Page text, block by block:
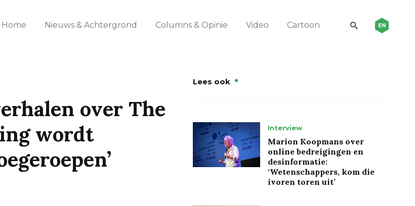
Home Nieuws & Achtergrond Columns & Opinie Video Cartoon EN
over The
wordt
Lees ook
Interview
Marion Koopmans over
online bedreigingen en
desinformatie:
‘Wetenschappers, kom die
ivoren toren uit’